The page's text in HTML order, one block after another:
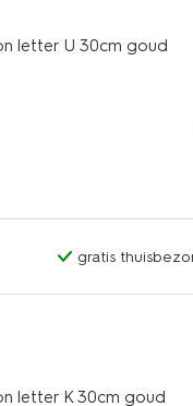
letter U 30cm goud
gratis
letter K 30cm goud